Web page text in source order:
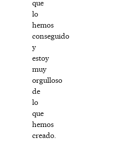
que
lo
hemos
conseguido
y
estoy
muy
orgulloso
de
lo
que
hemos
creado.